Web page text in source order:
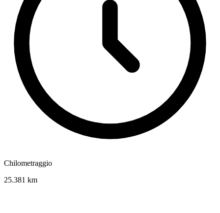
Chilometraggio
25.381 km